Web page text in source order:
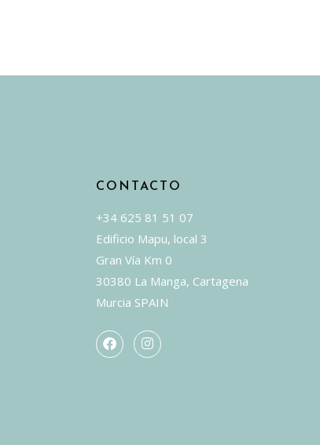
pueden
de
CONTACTO
+34 625 81 51 07
Edificio Mapu, local 3
Gran Vía Km 0
30380 La Manga, Cartagena
Murcia SPAIN